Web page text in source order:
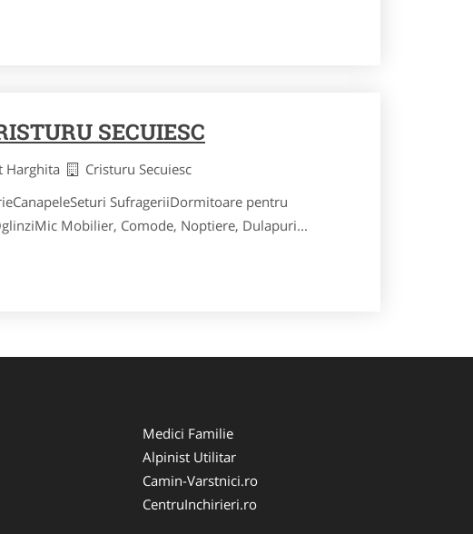
SECUIESC
Harghita
Cristuru Secuiesc
SufrageriiDormitoare pentru
Mobilier, Comode, Noptiere, Dulapuri...
Medici Familie
Alpinist Utilitar
Camin-Varstnici.ro
CentruInchirieri.ro